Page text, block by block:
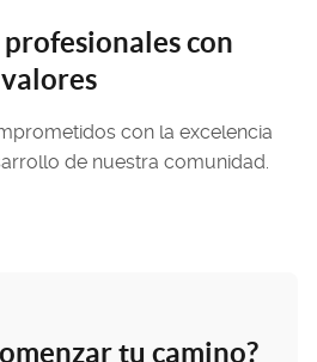
con
valores
con la excelencia
de nuestra comunidad.
tu camino?